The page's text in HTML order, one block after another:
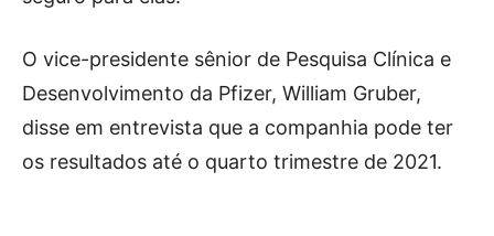
O vice-presidente sênior de Pesquisa Clínica e
Desenvolvimento da Pfizer, William Gruber,
disse em entrevista que a companhia pode ter
os resultados até o quarto trimestre de 2021.